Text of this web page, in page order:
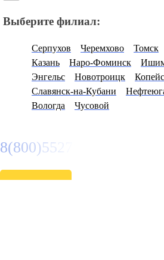
Выберите филиал:
Серпухов Черемхово Томск
Казань
Наро-Фоминск
Энгельс
Новотроицк
Славянск-на-Кубани
Вологда
Чусовой
8(800)5527584